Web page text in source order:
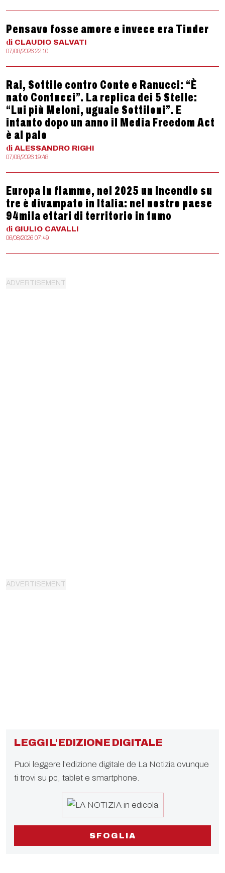
Pensavo fosse amore e invece era Tinder
di CLAUDIO SALVATI
07/08/2026 22:10
Rai, Sottile contro Conte e Ranucci: “È
nato Contucci”. La replica dei 5 Stelle:
“Lui più Meloni, uguale Sottiloni”. E
intanto dopo un anno il Media Freedom Act
è al palo
di ALESSANDRO RIGHI
07/08/2026 19:48
Europa in fiamme, nel 2025 un incendio su
tre è divampato in Italia: nel nostro paese
94mila ettari di territorio in fumo
di GIULIO CAVALLI
06/08/2026 07:49
LEGGI L'EDIZIONE DIGITALE
Puoi leggere l'edizione digitale de La Notizia ovunque
ti trovi su pc, tablet e smartphone.
SFOGLIA